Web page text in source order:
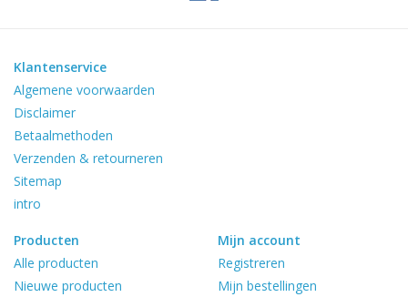
Klantenservice
Algemene voorwaarden
Disclaimer
Betaalmethoden
Verzenden & retourneren
Sitemap
intro
Producten
Alle producten
Nieuwe producten
Mijn account
Registreren
Mijn bestellingen